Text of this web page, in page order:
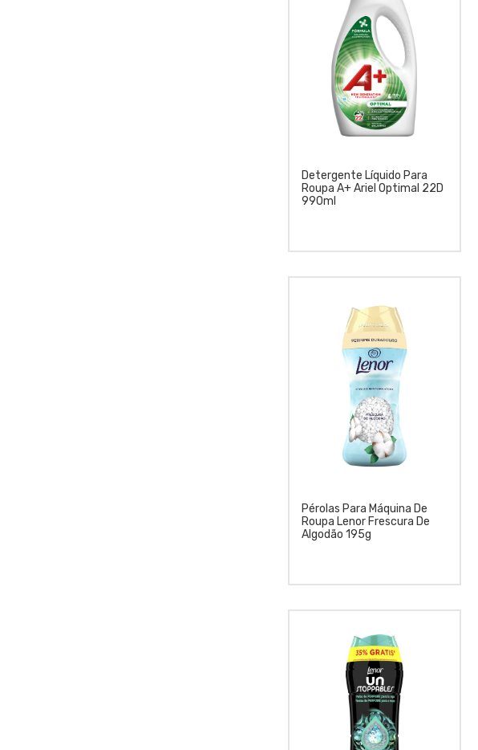
Detergente Líquido Para
Roupa A+ Ariel Optimal 22D
990ml
Pérolas Para Máquina De
Roupa Lenor Frescura De
Algodão 195g